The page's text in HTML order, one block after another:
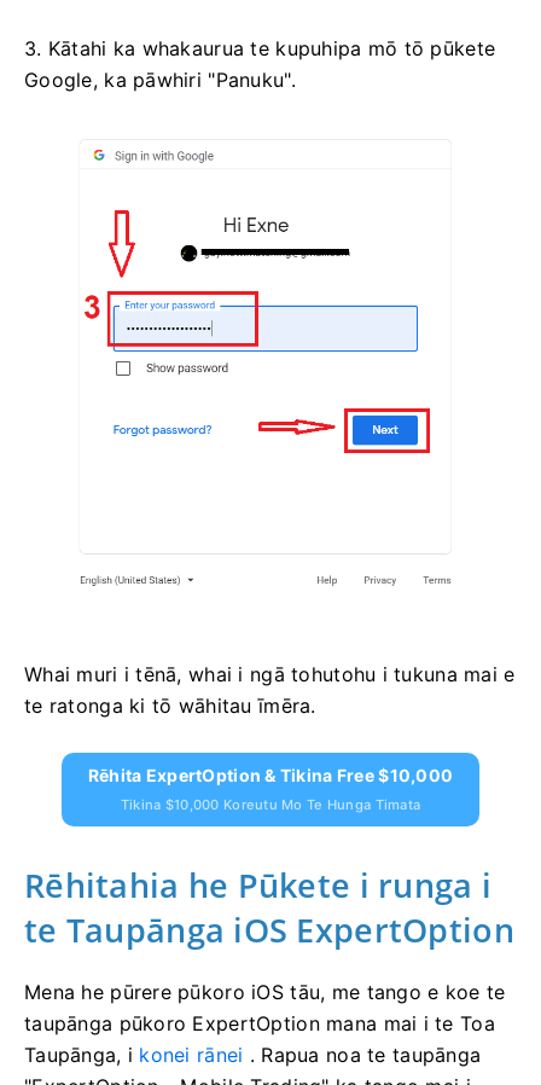
3. Kātahi ka whakaurua te kupuhipa mō tō pūkete
Google, ka pāwhiri "Panuku".
Whai muri i tēnā, whai i ngā tohutohu i tukuna mai e
te ratonga ki tō wāhitau īmēra.
Rēhita ExpertOption & Tikina Free $10,000
Tikina $10,000 Koreutu Mo Te Hunga Timata
Rēhitahia he Pūkete i runga i
te Taupānga iOS ExpertOption
Mena he pūrere pūkoro iOS tāu, me tango e koe te
taupānga pūkoro ExpertOption mana mai i te Toa
Taupānga, i konei rānei . Rapua noa te taupānga